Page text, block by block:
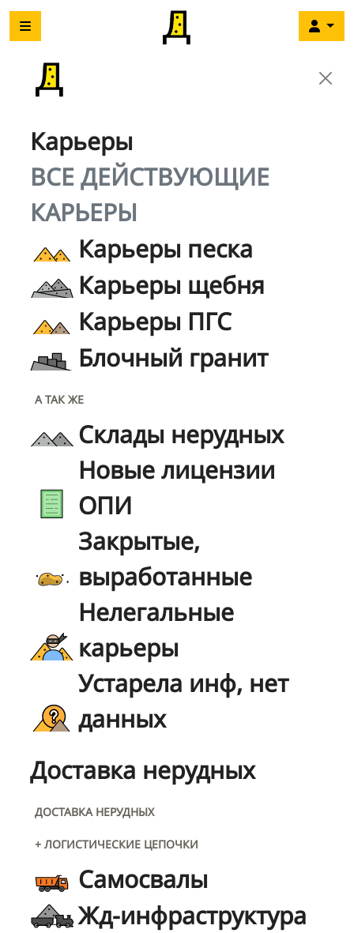
Карьеры
ВСЕ ДЕЙСТВУЮЩИЕ
КАРЬЕРЫ
Карьеры песка
Карьеры щебня
Карьеры ПГС
Блочный гранит
А ТАК ЖЕ
Склады нерудных
Новые лицензии
ОПИ
Закрытые,
выработанные
Нелегальные
карьеры
Устарела инф, нет
данных
Доставка нерудных
ДОСТАВКА НЕРУДНЫХ
+ ЛОГИСТИЧЕСКИЕ ЦЕПОЧКИ
Самосвалы
Жд-инфраструктура